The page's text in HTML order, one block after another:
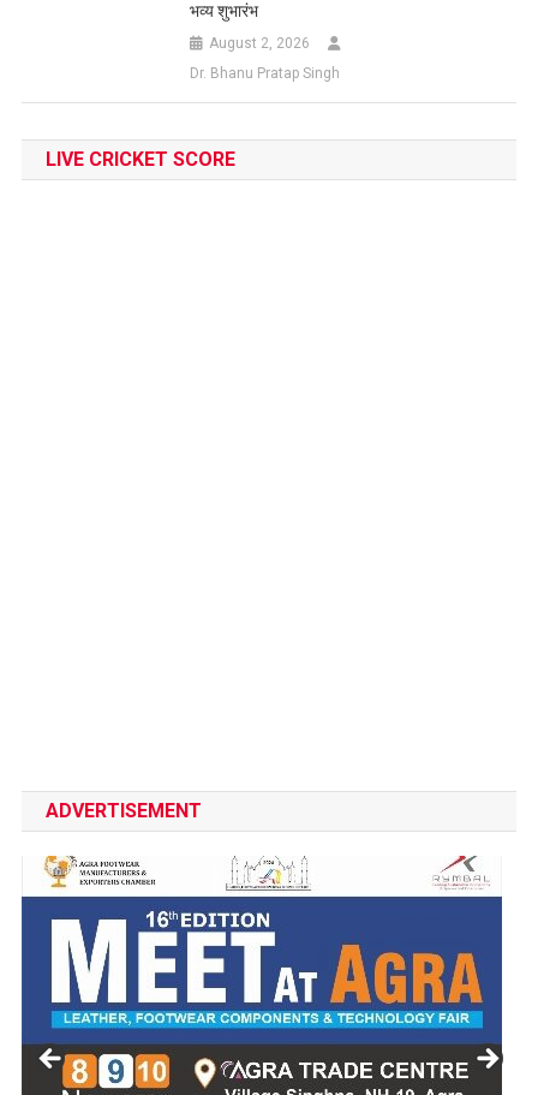
भव्य शुभारंभ
August 2, 2026
Dr. Bhanu Pratap Singh
LIVE CRICKET SCORE
ADVERTISEMENT